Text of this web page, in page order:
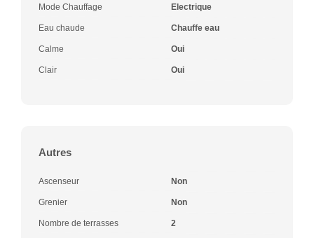
Mode Chauffage Electrique
Eau chaude Chauffe eau
Calme Oui
Clair Oui
Autres
Ascenseur Non
Grenier Non
Nombre de terrasses 2